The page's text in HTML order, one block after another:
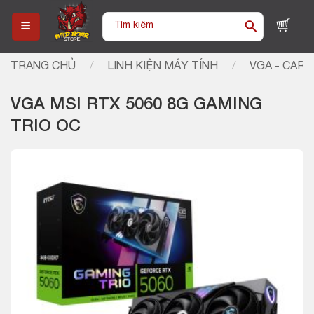
content
Tìm
TRANG CHỦ / LINH KIỆN MÁY TÍNH / VGA -
VGA MSI RTX 5060 8G GAMING
TRIO OC